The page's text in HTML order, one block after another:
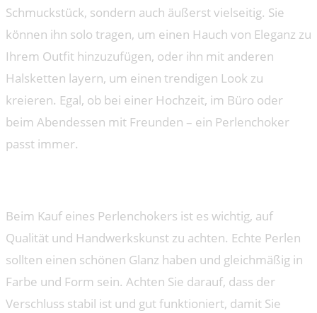
Schmuckstück, sondern auch äußerst vielseitig. Sie
können ihn solo tragen, um einen Hauch von Eleganz zu
Ihrem Outfit hinzuzufügen, oder ihn mit anderen
Halsketten layern, um einen trendigen Look zu
kreieren. Egal, ob bei einer Hochzeit, im Büro oder
beim Abendessen mit Freunden – ein Perlenchoker
passt immer.
Beim Kauf eines Perlenchokers ist es wichtig, auf
Qualität und Handwerkskunst zu achten. Echte Perlen
sollten einen schönen Glanz haben und gleichmäßig in
Farbe und Form sein. Achten Sie darauf, dass der
Verschluss stabil ist und gut funktioniert, damit Sie